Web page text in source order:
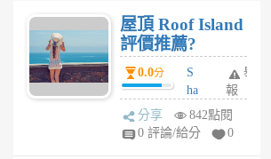
屋頂 Roof Island
評價推薦?
0.0分
S
ha
rr
y
舉
報
分享
842點閱
0 評論/給分
0